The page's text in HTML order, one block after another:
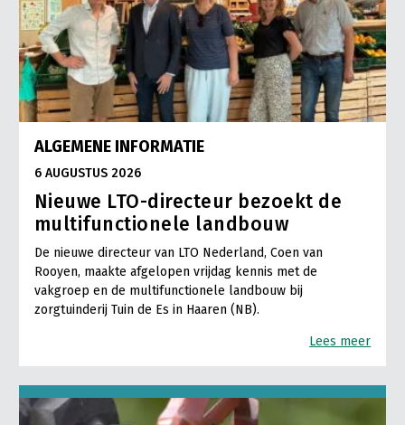
ALGEMENE INFORMATIE
6 AUGUSTUS 2026
Nieuwe LTO-directeur bezoekt de
multifunctionele landbouw
De nieuwe directeur van LTO Nederland, Coen van
Rooyen, maakte afgelopen vrijdag kennis met de
vakgroep en de multifunctionele landbouw bij
zorgtuinderij Tuin de Es in Haaren (NB).
Lees meer